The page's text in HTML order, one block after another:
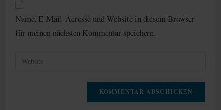
Kommentieren
ein
Adresse
zum
ein
Name, E-Mail-Adresse und Website in diesem Browser
für meinen nächsten Kommentar speichern.
Gib